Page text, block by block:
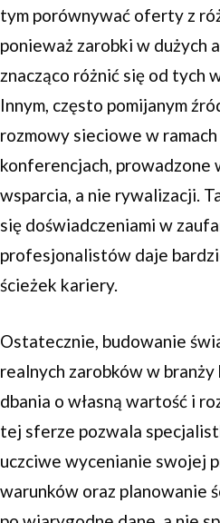
tym porównywać oferty z
ponieważ zarobki w dużych
znacząco różnić się od tych
Innym, często pomijanym
rozmowy sieciowe w
konferencjach, prowadzone
wsparcia, a nie rywalizacji.
się doświadczeniami w
profesjonalistów daje
ścieżek kariery.
Ostatecznie, budowanie
realnych zarobków w
dbania o własną wartość i
tej sferze pozwala
uczciwe wycenianie swojej
warunków oraz planowanie